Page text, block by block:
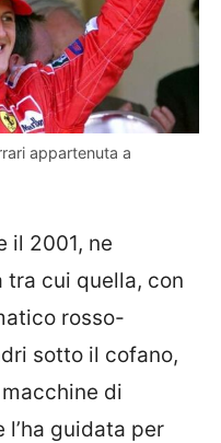
appartenuta a
il 2001, ne
cui quella, con
rosso-
sotto il cofano,
di
l’ha guidata per